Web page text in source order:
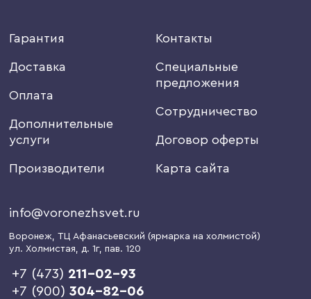
Гарантия
Доставка
Оплата
Дополнительные
услуги
Производители
Контакты
Специальные
предложения
Сотрудничество
Договор оферты
Карта сайта
info@voronezhsvet.ru
Воронеж, ТЦ Афанасьевский (ярмарка на холмистой)
ул. Холмистая, д. 1г, пав. 120
+7 (473) 211-02-93
+7 (900)304-82-06